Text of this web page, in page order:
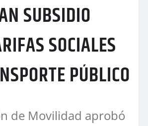
SUBSIDIO
SOCIALES
PÚBLICO
de Movilidad aprobó